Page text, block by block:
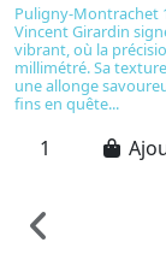
Puligny-Montrachet
Vincent Girardin
vibrant, où la
millimétré. Sa
une allonge
fins en quête...